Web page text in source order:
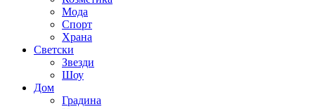
Мода
Спорт
Храна
Светски
Звезди
Шоу
Дом
Градина